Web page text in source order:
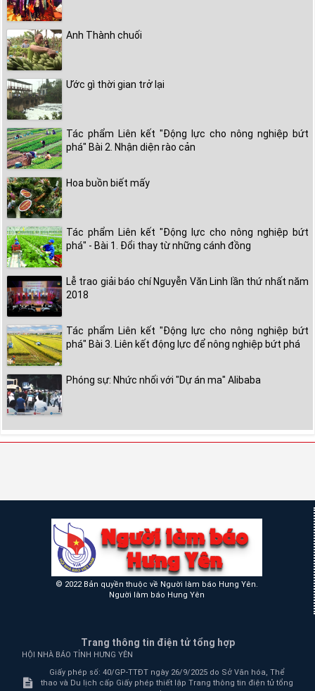
Anh Thành chuối
Ước gì thời gian trở lại
Tác phẩm Liên kết "Động lực cho nông nghiệp bứt
phá" Bài 2. Nhận diện rào cản
Hoa buồn biết mấy
Tác phẩm Liên kết "Động lực cho nông nghiệp bứt
phá" - Bài 1. Đổi thay từ những cánh đồng
Lễ trao giải báo chí Nguyễn Văn Linh lần thứ nhất năm
2018
Tác phẩm Liên kết "Động lực cho nông nghiệp bứt
phá" Bài 3. Liên kết động lực để nông nghiệp bứt phá
Phóng sự: Nhức nhối với "Dự án ma" Alibaba
© 2022 Bản quyền thuộc về Người làm báo Hưng Yên.
Người làm báo Hưng Yên
Trang thông tin điện tử tổng hợp
HỘI NHÀ BÁO TỈNH HƯNG YÊN
Giấy phép số: 40/GP-TTĐT ngày 26/9/2025 do Sở Văn hóa, Thể
thao và Du lịch cấp Giấy phép thiết lập Trang thông tin điện tử tổng